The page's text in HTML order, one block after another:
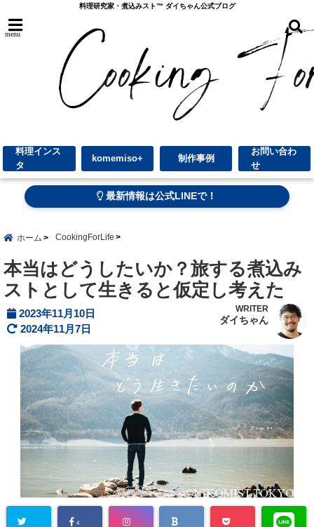
料理研究家・煮込みスト™︎ ダイちゃん公式ブログ
menu
料理インス
タ
komemiso+ 制作事例
お問い合わ
せ
最新情報は公式LINEで！
ホーム CookingForLife
本当はどうしたいか？旅する煮込み
ストとして生きると仮定し考えた
2023年11月10日
2024年11月7日
WRITER
ダイちゃん
4